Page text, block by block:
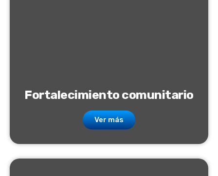
Fortalecimiento comunitario
Ver más